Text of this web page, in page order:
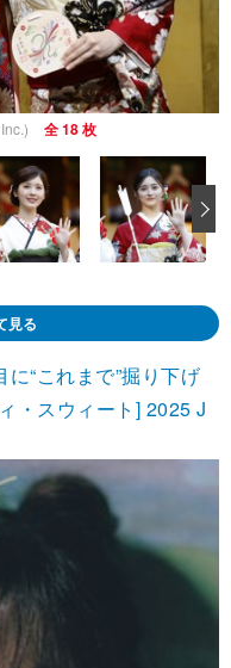
全 18 枚
見る
“これまで”掘り下げ
・スウィート] 2025 J